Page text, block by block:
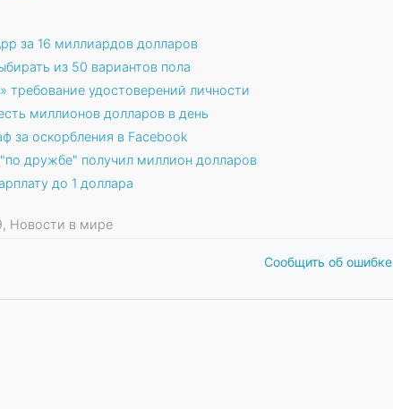
за 16 миллиардов долларов
из 50 вариантов пола
требование удостоверений личности
миллионов долларов в день
за оскорбления в Facebook
дружбе" получил миллион долларов
до 1 доллара
Новости в мире
Сообщить об ошибке